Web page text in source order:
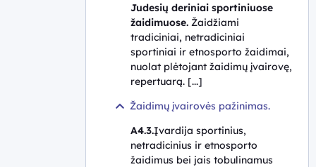
Judesių deriniai sportiniuose
žaidimuose. Žaidžiami
tradiciniai, netradiciniai
sportiniai ir etnosporto žaidimai,
nuolat plėtojant žaidimų įvairovę,
repertuarą. [...]
Žaidimų įvairovės pažinimas.
A4.3.Įvardija sportinius,
netradicinius ir etnosporto
žaidimus bei jais tobulinamus